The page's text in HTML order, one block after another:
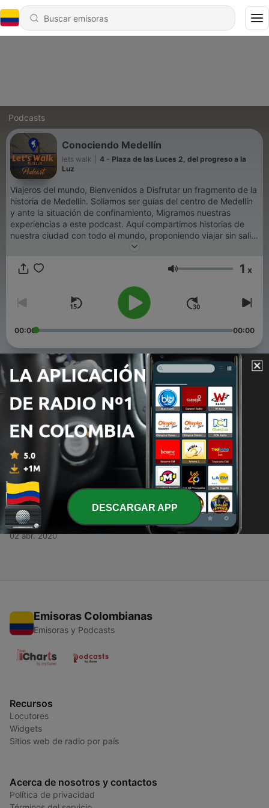
Podcasts
Conociendo Medellín
lets walk
4 - Plaza de las Luces 2, del progreso a la
Luz
Viajeros del mundo, Bienvenidos a Disfrutar un fragmento de la
historia de Medellín. Soliamos ser guías del centro de Medellín
y ante la situación de confinamiento, Migramos nuestras
experiencias a este podcast. Aquí compartimos historias de
nuestra ciudad con todo el mundo, proponiendo viajar sin salir
de casa y encontrar una comunidad para compartir esta
visitar, Disfruta Medellín todos los Días.
Volumen 1 x
00:00 00:00
Episodios
4 - Plaza de las Luces 2, del progreso a la Luz
Parque de las Luces , del pantanal al progreso
16 abr. 2020
2 - Junin, El recuerdo
09 abr. 2020
1 - Junin, El origen
02 abr. 2020
Emisoras Colombianas
Emisoras y Podcasts
Recursos
Locutores
Widgets
Sitios web de radio por país
Acerca de nosotros y contactos
Política de privacidad
DESCARGAR APP